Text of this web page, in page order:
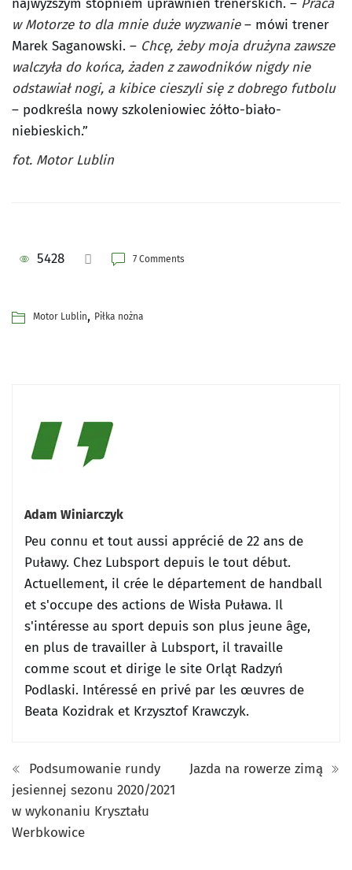
najwyższym stopniem uprawnień trenerskich. – Praca
w Motorze to dla mnie duże wyzwanie– mówi trener
Marek Saganowski. – Chcę, żeby moja drużyna zawsze
walczyła do końca, żaden z zawodników nigdy nie
odstawiał nogi, a kibice cieszyli się z dobrego futbolu
– podkreśla nowy szkoleniowiec żółto-biało-
niebieskich.”
fot. Motor Lublin
5428 7 Comments
Motor Lublin, Piłka nożna
Adam Winiarczyk
Peu connu et tout aussi apprécié de 22 ans de
Puławy. Chez Lubsport depuis le tout début.
Actuellement, il crée le département de handball
et s'occupe des actions de Wisła Puława. Il
s'intéresse au sport depuis son plus jeune âge,
en plus de travailler à Lubsport, il travaille
comme scout et dirige le site Orląt Radzyń
Podlaski. Intéressé en privé par les œuvres de
Beata Kozidrak et Krzysztof Krawczyk.
Podsumowanie rundy
jesiennej sezonu 2020/2021
w wykonaniu Kryształu
Werbkowice
Jazda na rowerze zimą